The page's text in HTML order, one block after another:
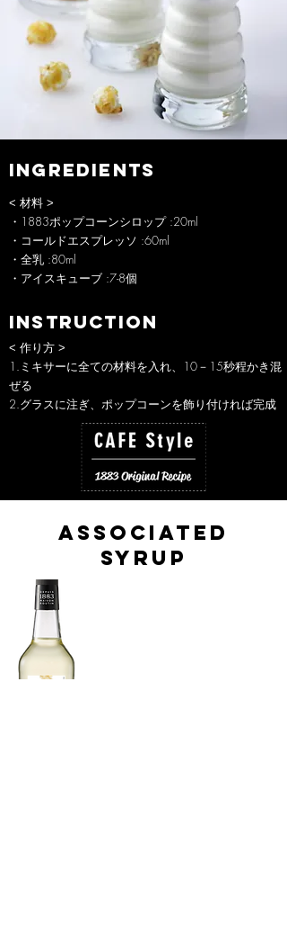
INGREDIENTS
< 材料 >
・1883ポップコーンシロップ :20ml
・コールドエスプレッソ :60ml
・全乳 :80ml
・アイスキューブ :7-8個
INSTRUCTION
< 作り方 >
1.ミキサーに全ての材料を入れ、10－15秒程かき混
ぜる
2.グラスに注ぎ、ポップコーンを飾り付ければ完成
ASSOCIATED
SYRUP